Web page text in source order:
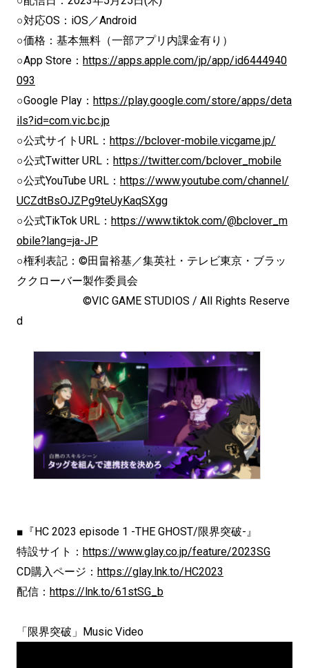
○対応OS：iOS／Android
○価格：基本無料（一部アプリ内課金有り）
○App Store： https://apps.apple.com/jp/app/id6444940
093
○Google Play： https://play.google.com/store/apps/deta
ils?id=com.vic.bc.jp
○公式サイトURL： https://bclover-mobile.vicgame.jp/
○公式Twitter URL： https://twitter.com/bclover_mobile
○公式YouTube URL： https://www.youtube.com/channel/
UCZdtBsOJZPg9teUyKaqSXgg
○公式TikTok URL： https://www.tiktok.com/@bclover_m
obile?lang=ja-JP
○権利表記：©田畠裕基／集英社・テレビ東京・ブラッ
ククローバー製作委員会
©VIC GAME STUDIOS / All Rights Reserve
d
■『HC 2023 episode 1 -THE GHOST/限界突破-』
特設サイト： https://www.glay.co.jp/feature/2023SG
CD購入ページ ： https://glay.lnk.to/ HC2023
配信： https://lnk.to/61stSG_b
「限界突破」Music Video